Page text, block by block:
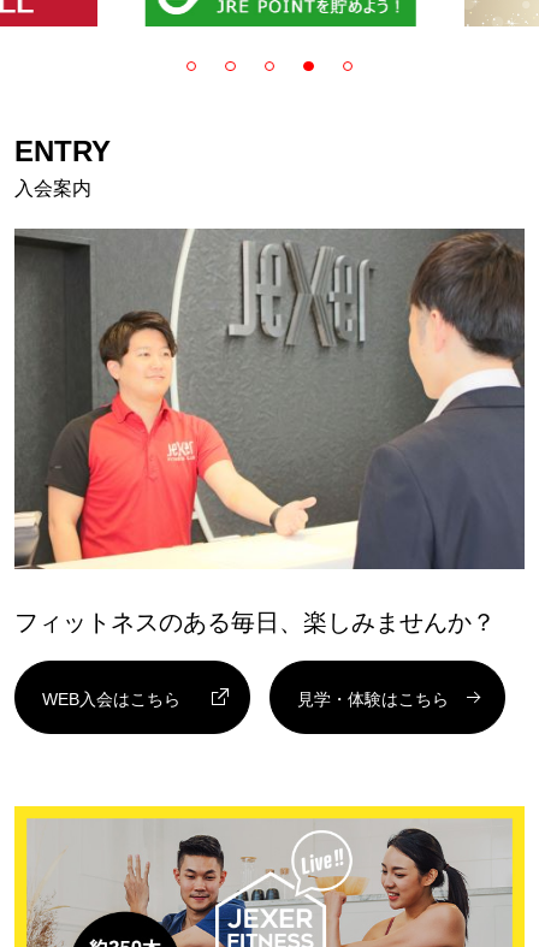
ENTRY
入会案内
フィットネスのある毎日、楽しみませんか？
WEB入会はこちら 見学・体験はこちら